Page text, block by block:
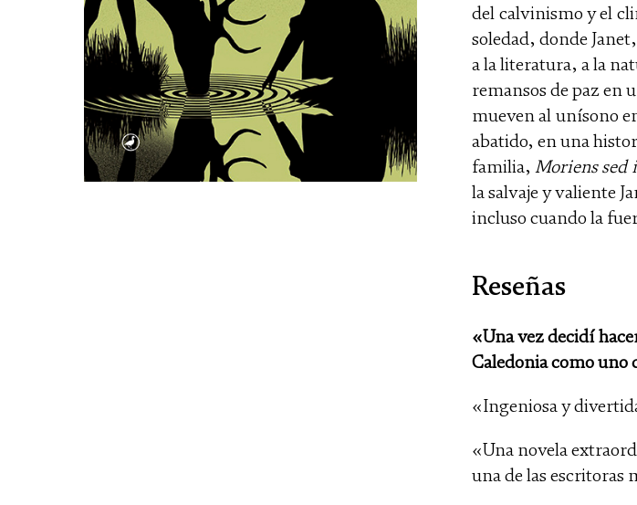
del calvinismo y el
soledad, donde
a la literatura, a la
remansos de paz en
mueven al unísono
abatido, en una
familia, Moriens sed
la salvaje y valiente
incluso cuando la
Reseñas
«Una vez decidí
Caledonia como uno
«Ingeniosa y
«Una novela
una de las escritoras